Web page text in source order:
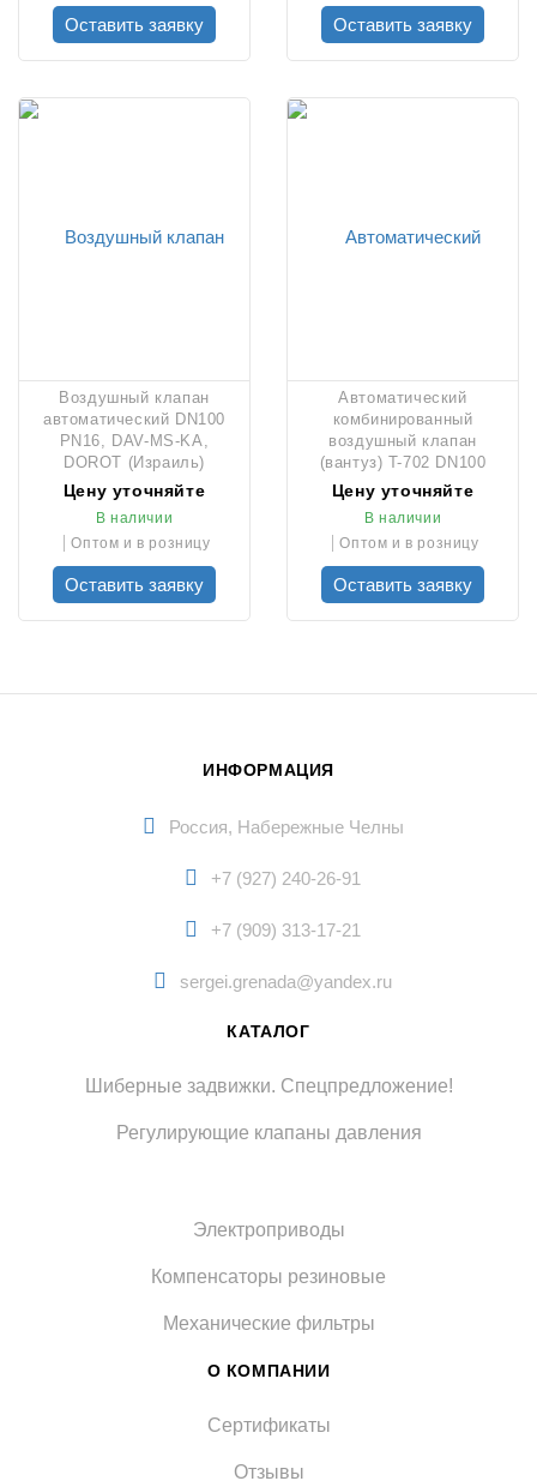
Оставить заявку Оставить заявку
Воздушный клапан
автоматический DN100
PN16, DAV-MS-KA,
DOROT (Израиль)
Цену уточняйте
В наличии
Оптом и в розницу
Оставить заявку
Автоматический
комбинированный
воздушный клапан
(вантуз) T-702 DN100
PN16
Цену уточняйте
В наличии
Оптом и в розницу
Оставить заявку
ИНФОРМАЦИЯ
Россия, Набережные Челны
+7 (927) 240-26-91
+7 (909) 313-17-21
sergei.grenada@yandex.ru
КАТАЛОГ
Шиберные задвижки. Спецпредложение!
Регулирующие клапаны давления
Электроприводы
Компенсаторы резиновые
Механические фильтры
О КОМПАНИИ
Сертификаты
Отзывы